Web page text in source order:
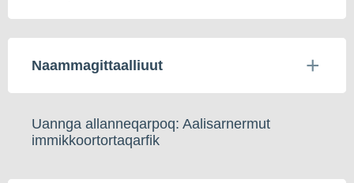
Naammagittaalliuut
Uannga allanneqarpoq: Aalisarnermut
immikkoortortaqarfik